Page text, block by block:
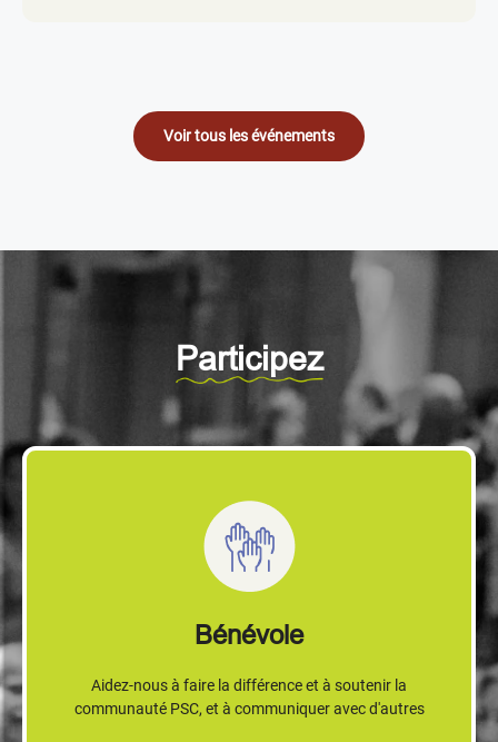
Voir tous les événements
Participez
Bénévole
Aidez-nous à faire la différence et à soutenir la
communauté PSC, et à communiquer avec d'autres